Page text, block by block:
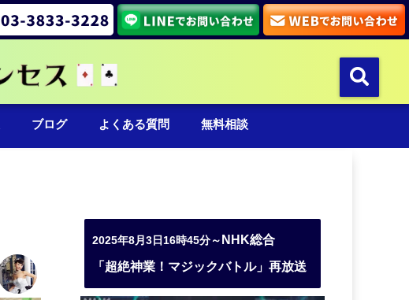
ブログ よくある質問 無料相談
2025年8月3日16時45分～ NHK総合
「超絶神業！マジックバトル」再放送